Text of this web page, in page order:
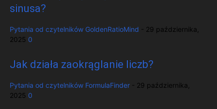
sinusa?
Pytania od czytelników GoldenRatioMind
29 października,
2025 0
Jak działa zaokrąglanie liczb?
Pytania od czytelników FormulaFinder
29 października,
2025 0